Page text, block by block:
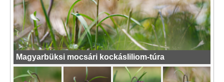
Magyarbüksi mocsári kockásliliom-túra